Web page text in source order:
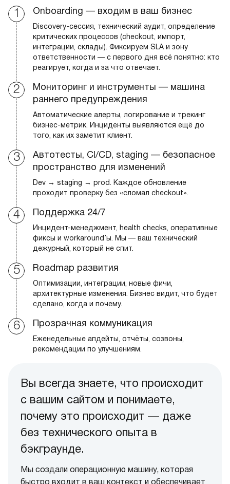
Onboarding — входим в ваш бизнес
Discovery-сессия, технический аудит, определение
критических процессов (checkout, импорт,
интеграции, склады). Фиксируем SLA и зону
ответственности — с первого дня всё понятно: кто
реагирует, когда и за что отвечает.
Мониторинг и инструменты — машина
раннего предупреждения
Автоматические алерты, логирование и трекинг
бизнес-метрик. Инциденты выявляются ещё до
того, как их заметит клиент.
Автотесты, CI/CD, staging — безопасное
пространство для изменений
Dev → staging → prod. Каждое обновление
проходит проверку без «сломал checkout».
Поддержка 24/7
Инцидент-менеджмент, health checks, оперативные
фиксы и workaround’ы. Мы — ваш технический
дежурный, который не спит.
Roadmap развития
Оптимизации, интеграции, новые фичи,
архитектурные изменения. Бизнес видит, что будет
сделано, когда и почему.
Прозрачная коммуникация
Еженедельные апдейты, отчёты, созвоны,
рекомендации по улучшениям.
Вы всегда знаете, что происходит
с вашим сайтом и понимаете,
почему это происходит — даже
без технического опыта в
бэкграунде.
Мы создали операционную машину, которая
быстро входит в ваш контекст и обеспечивает